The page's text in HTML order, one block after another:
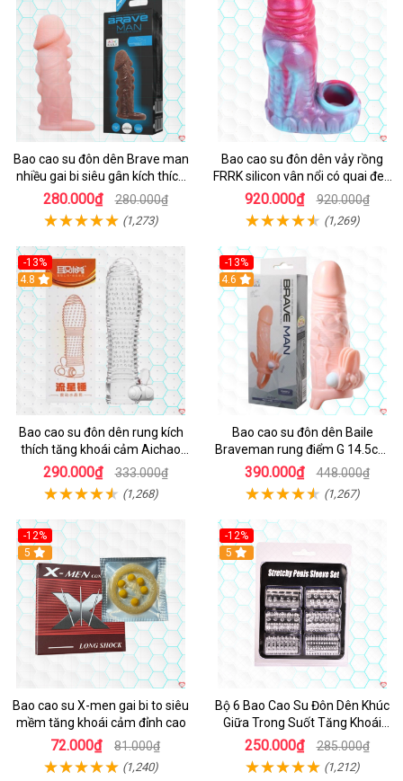
Bao cao su đôn dên Brave man
nhiều gai bi siêu gân kích thích
cực mạnh
280.000₫ 280.000₫
(1,273)
Bao cao su đôn dên vảy rồng
FRRK silicon vân nổi có quai đeo
bìu tăng khoái cảm
920.000₫ 920.000₫
(1,269)
-13%
Hot
4.8
Bao cao su đôn dên rung kích
thích tăng khoái cảm Aichao
Cam
290.000₫ 333.000₫
(1,268)
-13%
4.6
Bao cao su đôn dên Baile
Braveman rung điểm G 14.5cm
kích thích
390.000₫ 448.000₫
(1,267)
-12%
Hot
5
Bao cao su X-men gai bi to siêu
mềm tăng khoái cảm đỉnh cao
72.000₫ 81.000₫
(1,240)
-12%
5
Bộ 6 Bao Cao Su Đôn Dên Khúc
Giữa Trong Suốt Tăng Khoái
Cảm
250.000₫ 285.000₫
(1,212)